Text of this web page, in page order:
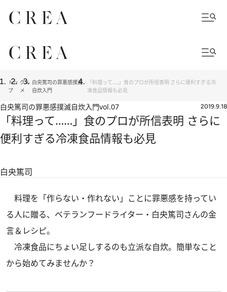
トッ
プ
グル
メ
白央篤司の罪悪感撲滅
自炊入門
「料理って……」食のプロが所信表明 さらに便利すぎる冷
凍食品情報も必見
白央篤司の罪悪感撲滅自炊入門vol.07 2019.9.18
「料理って……」食のプロが所信表明 さらに
便利すぎる冷凍食品情報も必見
白央篤司
料理を「作らない・作れない」ことに罪悪感を持ってい
る人に贈る、ベテランフードライター・白央篤司さんの金
言＆レシピ。
冷凍食品にちょい足しするのも立派な自炊。簡単なこと
から始めてみませんか？